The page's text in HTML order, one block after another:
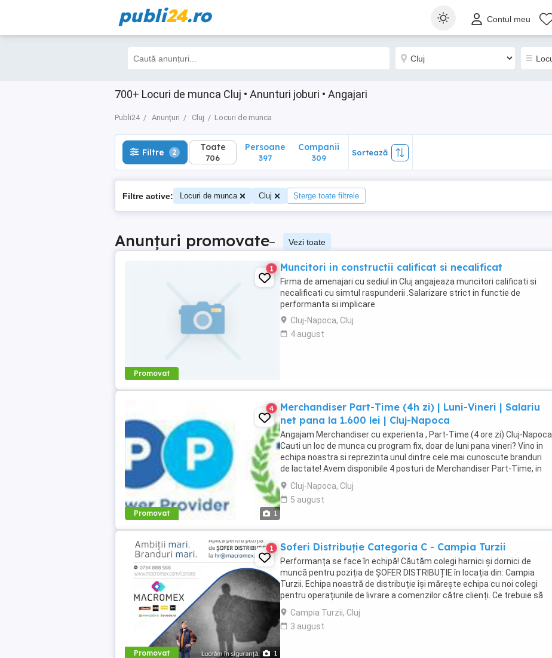
publi24.ro Contul meu
700+ Locuri de munca Cluj • Anunturi joburi • Angajari
Publi24 Anunțuri Cluj Locuri de munca
Filtre 2 Toate
706
Filtre 2 Toate
706
Persoane
397
Companii
309
Sortează
Filtre active: Locuri de munca Cluj Șterge toate filtrele
Anunțuri promovate– Vezi toate
Promovat
1 Muncitori in constructii calificat si necalificat
Firma de amenajari cu sediul in Cluj angajeaza muncitori calificati si
necalificati cu simtul raspunderii .Salarizare strict in functie de
performanta si implicare
Cluj-Napoca, Cluj
4 august
Promovat 1
4
Merchandiser Part-Time (4h zi) | Luni-Vineri | Salariu
net pana la 1.600 lei | Cluj-Napoca
Angajam Merchandiser cu experienta , Part-Time (4 ore zi) Cluj-Napoca
Cauti un loc de munca cu program fix, doar de luni pana vineri? Vino in
echipa noastra si reprezinta unul dintre cele mai cunoscute branduri
de lactate! Avem disponibile 4 posturi de Merchandiser Part-Time, in
urmatoarele locatii: Locatii ...
Cluj-Napoca, Cluj
5 august
Promovat 1
1 Soferi Distribuție Categoria C - Campia Turzii
Performanța se face în echipă! Căutăm colegi harnici și dornici de
muncă pentru poziția de ȘOFER DISTRIBUȚIE în locația din: Campia
Turzii. Echipa noastră de distribuție își mărește echipa cu noi colegi
pentru operațiunile de livrare a comenzilor către clienți. Ce trebuie să
faci? - Vei fi imaginea ...
Campia Turzii, Cluj
3 august